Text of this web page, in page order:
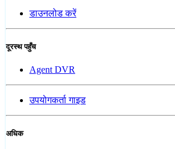
डाउनलोड करें
दूरस्थ पहुँच
Agent DVR
उपयोगकर्ता गाइड
अधिक